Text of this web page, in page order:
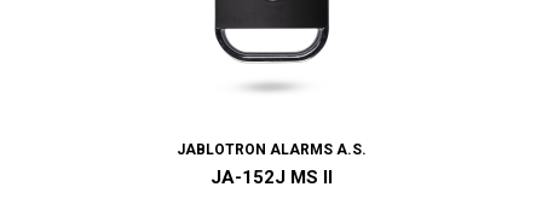
JABLOTRON ALARMS A.S.
JA-152J MS II